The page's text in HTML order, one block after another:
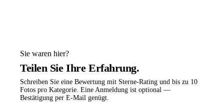
Sie waren hier?
Teilen Sie Ihre Erfahrung.
Schreiben Sie eine Bewertung mit Sterne-Rating und bis zu 10
Fotos pro Kategorie. Eine Anmeldung ist optional —
Bestätigung per E-Mail genügt.